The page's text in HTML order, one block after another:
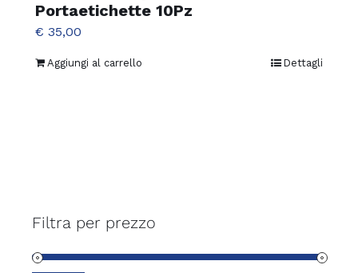
Portaetichette 10Pz
€ 35,00
Aggiungi al carrello Dettagli
Filtra per prezzo